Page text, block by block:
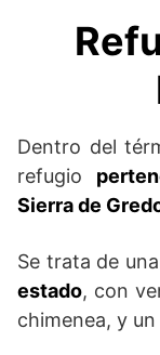
Dentro del
refugio
Sierra de
Se trata de
estado, con
chimenea, y